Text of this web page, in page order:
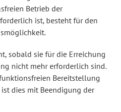
Betrieb der
ist, besteht für den
sobald sie für die Erreichung
nicht mehr erforderlich sind.
Bereitstellung
dies mit Beendigung der